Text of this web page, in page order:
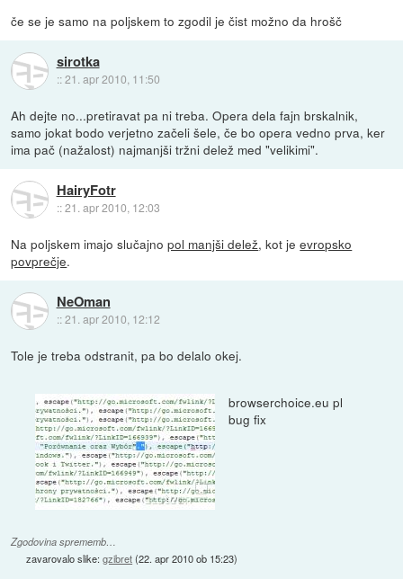
če se je samo na poljskem to zgodil je čist možno da hrošč
sirotka
::21. apr 2010, 11:50
Ah dejte no...pretiravat pa ni treba. Opera dela fajn brskalnik,
samo jokat bodo verjetno začeli šele, če bo opera vedno prva, ker
ima pač (nažalost) najmanjši tržni delež med "velikimi".
HairyFotr
::21. apr 2010, 12:03
Na poljskem imajo slučajnopol manjši delež, kot jeevropsko
povprečje.
NeOman
::21. apr 2010, 12:12
Tole je treba odstranit, pa bo delalo okej.
browserchoice.eu pl
bug fix
Zgodovina sprememb…
zavarovalo slike:gzibret(22. apr 2010 ob 15:23)